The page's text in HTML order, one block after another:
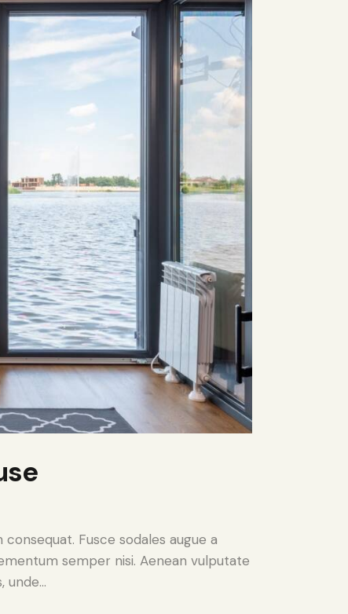
Fusce sodales augue a
semper nisi. Aenean vulputate
unde…